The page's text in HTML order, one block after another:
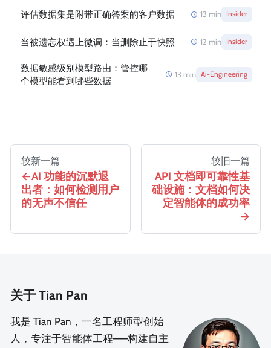
评估数据集是附带正确答案的客户数据 13 min Insider
当被遗忘权遇上微调：当删除止于快照 12 min Insider
数据敏感级别模型路由：管控哪
个模型能看到哪些数据
13 min Ai-Engineering
较新一篇
AI 功能的沉默退
出者：如何检测用户
的无声不信任
较旧一篇
API 文档即可靠性基
础设施：文档如何决
定智能体的成功率
关于 Tian Pan
我是 Tian Pan，一名工程师型创始
人，专注于智能体工程——构建自主